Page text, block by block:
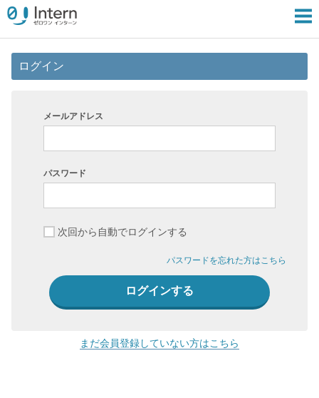
ログイン
メールアドレス
パスワード
次回から自動でログインする
パスワードを忘れた方はこちら
まだ会員登録していない方はこちら